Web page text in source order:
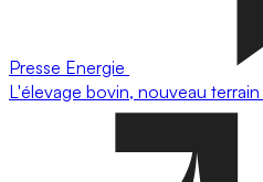
Presse Energie
L'élevage bovin, nouveau